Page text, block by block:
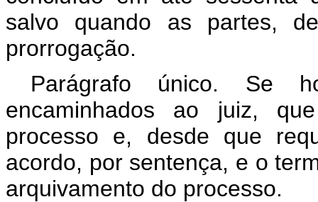
salvo quando as partes,
prorrogação.
Parágrafo único. Se
encaminhados ao juiz,
processo e, desde que
acordo, por sentença, e o
arquivamento do processo.